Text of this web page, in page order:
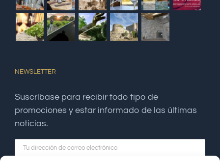
NEWSLETTER
Suscríbase para recibir todo tipo de
promociones y estar informado de las últimas
noticias.